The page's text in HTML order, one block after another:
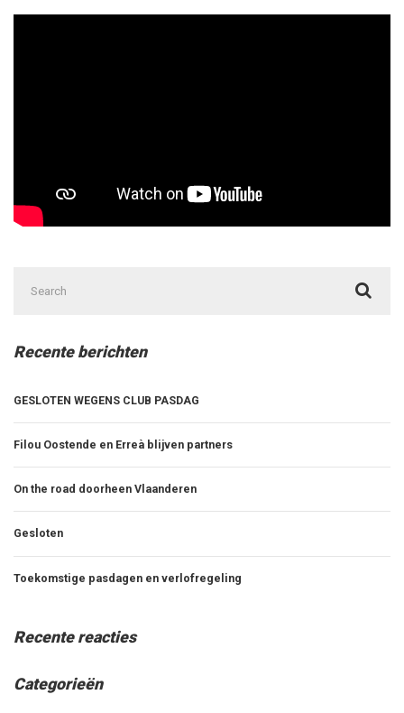
for:
Recente berichten
GESLOTEN WEGENS CLUB PASDAG
Filou Oostende en Erreà blijven partners
On the road doorheen Vlaanderen
Gesloten
Toekomstige pasdagen en verlofregeling
Recente reacties
Categorieën